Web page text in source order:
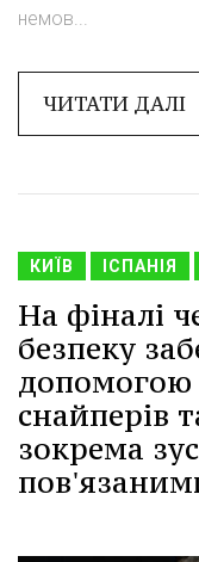
немов...
ЧИТАТИ ДАЛІ
КИЇВ ІСПАНІЯ
На фіналі
безпеку
допомогою
снайперів
зокрема